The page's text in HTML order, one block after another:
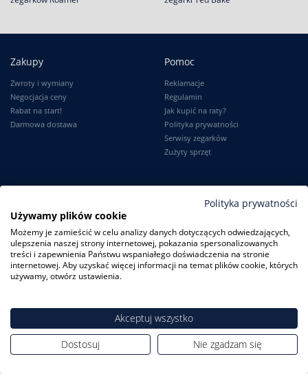
Zakupy
Zwroty i wymiany
Negocjacja ceny
Rabat na start!
Darmowa dostawa
Pomoc
Reklamacje
Regulamin
Jak kupić na raty?
Polityka prywatności
Serwisy zegarków
Zużyty sprzęt
Logowanie
Karta Stałego Klienta
Moje zamówienia
Ustawienia konta
Informacje
O firmie
Dlaczego my?
Blog
ZegarkiCentrum.pl| ul. Derdowskiego 8A/1 80-319 Gdańsk| Tel.:+48
Polityka prywatności
Używamy plików cookie
Możemy je zamieścić w celu analizy danych dotyczących odwiedzających,
ulepszenia naszej strony internetowej, pokazania spersonalizowanych
treści i zapewnienia Państwu wspaniałego doświadczenia na stronie
internetowej. Aby uzyskać więcej informacji na temat plików cookie, których
używamy, otwórz ustawienia.
Akceptuj wszystko
Dostosuj
Nie zgadzam się